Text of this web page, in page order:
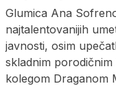
Glumica Ana
najtalentovanijih
javnosti, osim
skladnim porodičnim
kolegom Draganom